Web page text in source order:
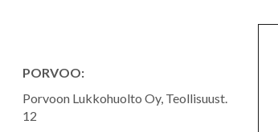
PORVOO:
Porvoon Lukkohuolto Oy, Teollisuust.
12